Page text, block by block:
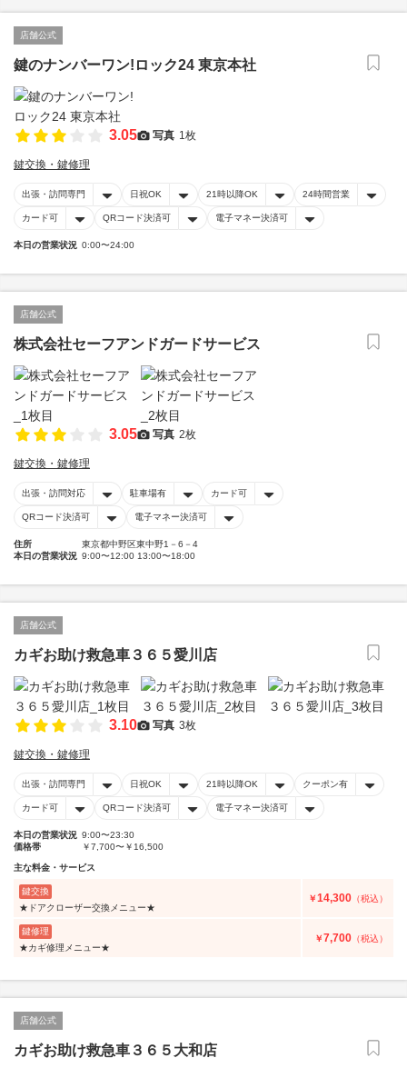
店舗公式
鍵のナンバーワン!ロック24 東京本社
3.05 写真 1枚
鍵交換・鍵修理
出張・訪問専門 日祝OK 21時以降OK 24時間営業
カード可 QRコード決済可 電子マネー決済可
本日の営業状況 0:00〜24:00
店舗公式
株式会社セーフアンドガードサービス
3.05 写真 2枚
鍵交換・鍵修理
出張・訪問対応 駐車場有 カード可
QRコード決済可 電子マネー決済可
住所
東京都中野区東中野1－6－4
本日の営業状況 9:00〜12:00 13:00〜18:00
店舗公式
カギお助け救急車３６５愛川店
3.10 写真 3枚
鍵交換・鍵修理
出張・訪問専門 日祝OK 21時以降OK クーポン有
カード可 QRコード決済可 電子マネー決済可
本日の営業状況 9:00〜23:30
価格帯
￥7,700〜￥16,500
主な料金・サービス
鍵交換
★ドアクローザー交換メニュー★
￥14,300 （税込）
鍵修理
★カギ修理メニュー★
￥7,700 （税込）
店舗公式
カギお助け救急車３６５大和店